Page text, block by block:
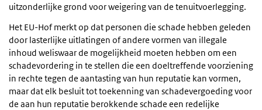
uitzonderlijke grond voor weigering van de tenuitvoerlegging.
Het EU-Hof merkt op dat personen die schade hebben geleden
door lasterlijke uitlatingen of andere vormen van illegale
inhoud weliswaar de mogelijkheid moeten hebben om een
schadevordering in te stellen die een doeltreffende voorziening
in rechte tegen de aantasting van hun reputatie kan vormen,
maar dat elk besluit tot toekenning van schadevergoeding voor
de aan hun reputatie berokkende schade een redelijke